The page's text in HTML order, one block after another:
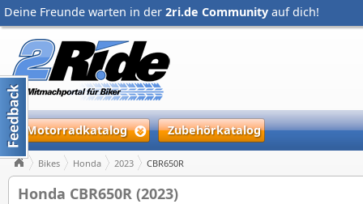
Deine Freunde warten in der 2ri.de Community auf dich!
Motorradkatalog Zubehörkatalog
Bikes Honda 2023 CBR650R
Honda CBR650R (2023)